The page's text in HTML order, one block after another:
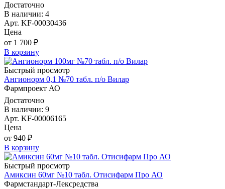
Достаточно
В наличии: 4
Арт. KF-00030436
Цена
от 1 700 ₽
В корзину
Быстрый просмотр
Ангионорм 0,1 №70 табл. п/о Вилар
Фармпроект АО
Достаточно
В наличии: 9
Арт. KF-00006165
Цена
от 940 ₽
В корзину
Быстрый просмотр
Амиксин 60мг №10 табл. Отисифарм Про АО
Фармстандарт-Лексредства